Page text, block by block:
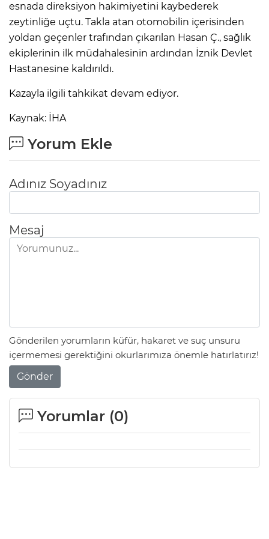
esnada direksiyon hakimiyetini kaybederek
zeytinliğe uçtu. Takla atan otomobilin içerisinden
yoldan geçenler trafından çıkarılan Hasan Ç., sağlık
ekiplerinin ilk müdahalesinin ardından İznik Devlet
Hastanesine kaldırıldı.
Kazayla ilgili tahkikat devam ediyor.
Kaynak: İHA
Yorum Ekle
Adınız Soyadınız
Mesaj
Gönderilen yorumların küfür, hakaret ve suç unsuru
içermemesi gerektiğini okurlarımıza önemle hatırlatırız!
Gönder
Yorumlar (0)